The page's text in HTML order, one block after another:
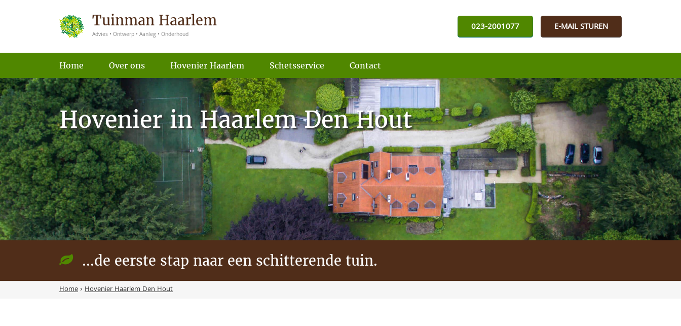
Tuinman Haarlem
Advies • Ontwerp • Aanleg • Onderhoud
023-2001077 E-MAIL STUREN
Home Over ons Hovenier Haarlem Schetsservice Contact
Hovenier in Haarlem Den Hout
...de eerste stap naar een schitterende tuin.
Home› Hovenier Haarlem Den Hout